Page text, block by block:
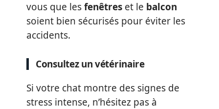
vous que lesfenêtres et le balcon
soient bien sécurisés pour éviter les
accidents.
Consultez un vétérinaire
Si votre chat montre des signes de
stress intense, n’hésitez pas à